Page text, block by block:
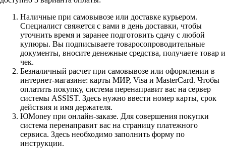
Наличные при самовывозе или доставке курьером.
Специалист свяжется с вами в день доставки, чтобы
уточнить время и заранее подготовить сдачу с любой
купюры. Вы подписываете товаросопроводительные
документы, вносите денежные средства, получаете товар и
чек.
Безналичный расчет при самовывозе или оформлении в
интернет-магазине: карты МИР, Visa и MasterCard. Чтобы
оплатить покупку, система перенаправит вас на сервер
системы ASSIST. Здесь нужно ввести номер карты, срок
действия и имя держателя.
ЮMoney при онлайн-заказе. Для совершения покупки
система перенаправит вас на страницу платежного
сервиса. Здесь необходимо заполнить форму по
инструкции.